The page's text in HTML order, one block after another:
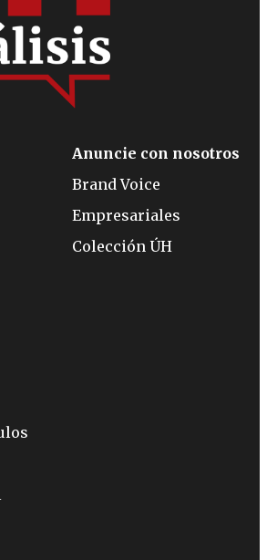
Anuncie con nosotros
Brand Voice
Empresariales
Colección ÚH